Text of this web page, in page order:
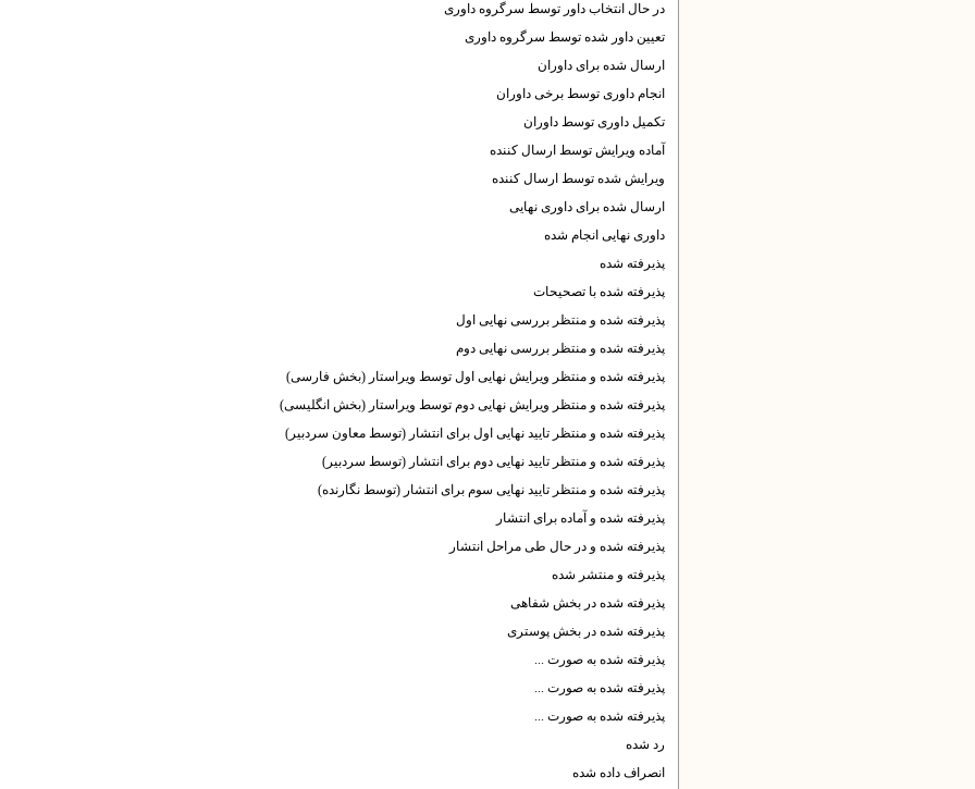
در حال انتخاب داور توسط سرگروه داوری
تعیین داور شده توسط سرگروه داوری
ارسال شده برای داوران
انجام داوری توسط برخی داوران
تکمیل داوری توسط داوران
آماده ویرایش توسط ارسال کننده
ویرایش شده توسط ارسال کننده
ارسال شده برای داوری نهایی
داوری نهایی انجام شده
پذیرفته شده
پذیرفته شده با تصحیحات
پذیرفته شده و منتظر بررسی نهایی اول
پذیرفته شده و منتظر بررسی نهایی دوم
پذیرفته شده و منتظر ویرایش نهایی اول توسط ویراستار (بخش فارسی)
پذیرفته شده و منتظر ویرایش نهایی دوم توسط ویراستار (بخش انگلیسی)
پذیرفته شده و منتظر تایید نهایی اول برای انتشار (توسط معاون سردبیر)
پذیرفته شده و منتظر تایید نهایی دوم برای انتشار (توسط سردبیر)
پذیرفته شده و منتظر تایید نهایی سوم برای انتشار (توسط نگارنده)
پذیرفته شده و آماده برای انتشار
پذیرفته شده و در حال طی مراحل انتشار
پذیرفته و منتشر شده
پذیرفته شده در بخش شفاهی
پذیرفته شده در بخش پوستری
پذیرفته شده به صورت ...
پذیرفته شده به صورت ...
پذیرفته شده به صورت ...
رد شده
انصراف داده شده